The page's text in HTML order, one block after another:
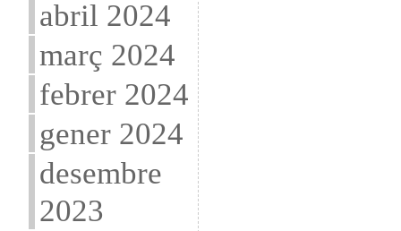
abril 2024
març 2024
febrer 2024
gener 2024
desembre
2023